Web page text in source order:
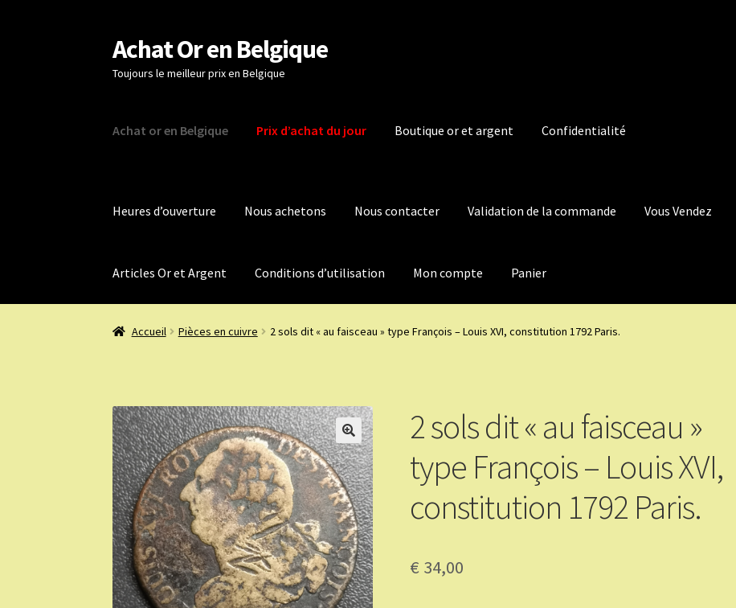
Aller
à
la
Aller
au
contenu
Achat Or en Belgique
Toujours le meilleur prix en Belgique
Achat or en Belgique Prix d’achat du jour Boutique or et argent Confidentialité
Heures d’ouverture Nous achetons Nous contacter Validation de la commande Vous Vendez
Articles Or et Argent Conditions d’utilisation Mon compte Panier
Accueil Pièces en cuivre 2 sols dit « au faisceau » type François – Louis XVI, constitution 1792 Paris.
2 sols dit « au faisceau »
type François – Louis XVI,
constitution 1792 Paris.
€ 34,00